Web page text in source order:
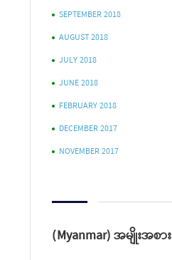
SEPTEMBER 2018
AUGUST 2018
JULY 2018
JUNE 2018
FEBRUARY 2018
DECEMBER 2017
NOVEMBER 2017
(Myanmar) အမျိုးအစား